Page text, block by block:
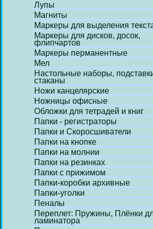
Лупы
Магниты
Маркеры для выделения
Маркеры для дисков, досок,
флипчартов
Маркеры перманентные
Мел
Настольные наборы,
стаканы
Ножи канцелярские
Ножницы офисные
Обложки для тетрадей и книг
Папки - регистраторы
Папки и Скоросшиватели
Папки на кнопке
Папки на молнии
Папки на резинках
Папки с прижимом
Папки-коробки архивные
Папки-уголки
Пеналы
Переплет: Пружины, Плёнки
ламинатора